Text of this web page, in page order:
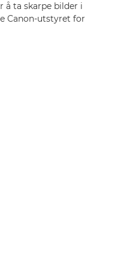
å ta skarpe bilder i
Canon-utstyret for